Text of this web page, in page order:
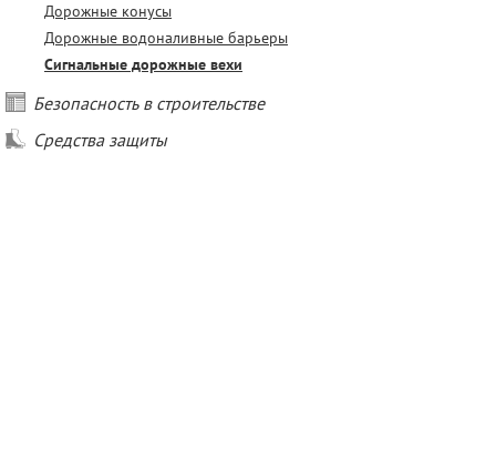
Дорожные конусы
Дорожные водоналивные барьеры
Сигнальные дорожные вехи
Безопасность в строительстве
Средства защиты